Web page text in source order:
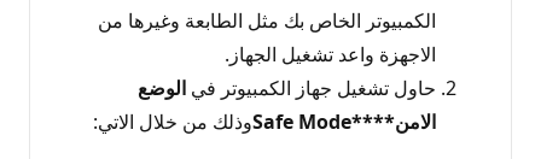
الكمبيوتر الخاص بك مثل الطابعة وغيرها من
الاجهزة واعد تشغيل الجهاز.
حاول تشغيل جهاز الكمبيوتر في الوضع
الامن****Safe Mode
وذلك من خلال الاتي: